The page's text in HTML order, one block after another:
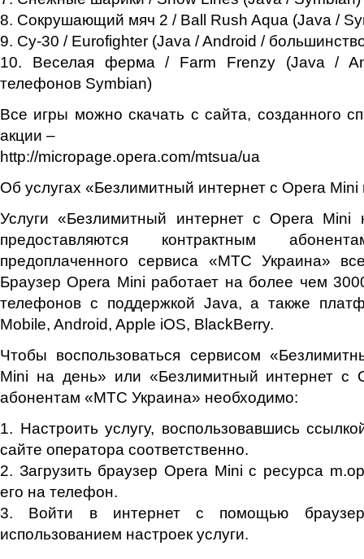
8. Сокрушающий мяч 2 / Ball Rush Aqua (Java /
9. Cу-30 / Eurofighter (Java / Android /
10. Веселая ферма / Farm Frenzy (Java /
телефонов Symbian)
Все игры можно скачать с сайта, созданного
акции –
http://micropage.opera.com/mtsua/ua
Об услугах «Безлимитный интернет с Opera
Услуги «Безлимитный интернет с Opera
предоставляются контрактным
предоплаченного сервиса «МТС Украина»
Браузер Opera Mini работает на более чем
телефонов с поддержкой Java, а также
Mobile, Android, Apple iOS, BlackBerry.
Чтобы воспользоваться сервисом
Mini на день» или «Безлимитный интернет с
абонентам «МТС Украина» необходимо:
1. Настроить услугу, воспользовавшись
сайте оператора соответственно.
2. Загрузить браузер Opera Mini с ресурса
его на телефон.
3. Войти в интернет с помощью
использованием настроек услуги.